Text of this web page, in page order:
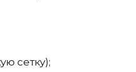
сетку);